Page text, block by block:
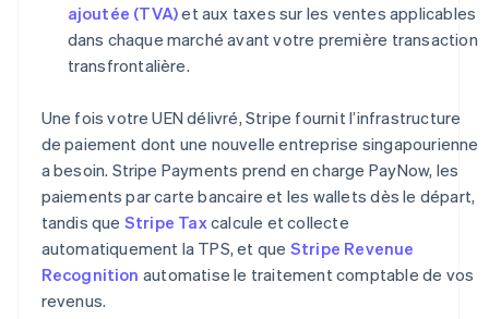
ajoutée (TVA)et aux taxes sur les ventes applicables
dans chaque marché avant votre première transaction
transfrontalière.
Une fois votre UEN délivré, Stripe fournit l’infrastructure
de paiement dont une nouvelle entreprise singapourienne
a besoin. Stripe Payments prend en charge PayNow, les
paiements par carte bancaire et les wallets dès le départ,
tandis que Stripe Taxcalcule et collecte
automatiquement la TPS, et que Stripe Revenue
Recognition automatise le traitement comptable de vos
revenus.